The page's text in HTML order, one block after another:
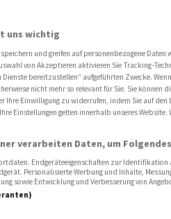
sich knapp über 11'400 Punkten
uns wichtig
und greifen auf personenbezogene
von Akzeptieren aktivieren Sie Tracking-
Dienste bereitzustellen“ aufgeführten Zwecke.
nicht mehr so relevant für Sie. Sie können
Ihre Einwilligung zu widerrufen, indem Sie auf
Einstellungen gelten innerhalb unseres
verarbeiten Daten, um
Endgeräteeigenschaften zur
Personalisierte Werbung und Inhalte,
sowie Entwicklung und Verbesserung von